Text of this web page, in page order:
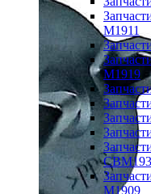
M1911
M1919
M1909